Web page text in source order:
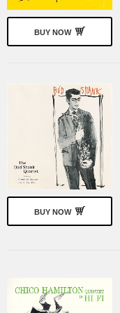
BUY NOW
BUY NOW